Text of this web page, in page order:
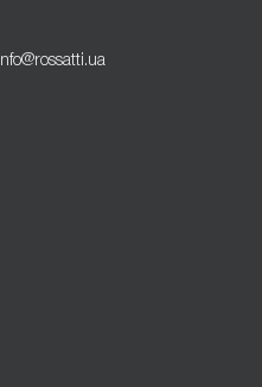
info@rossatti.ua